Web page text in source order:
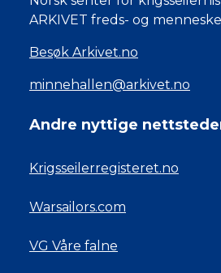
ARKIVET freds- og
Besøk Arkivet.no
minnehallen@arkivet.no
Andre nyttige
Krigsseilerregisteret.no
Warsailors.com
VG Våre falne